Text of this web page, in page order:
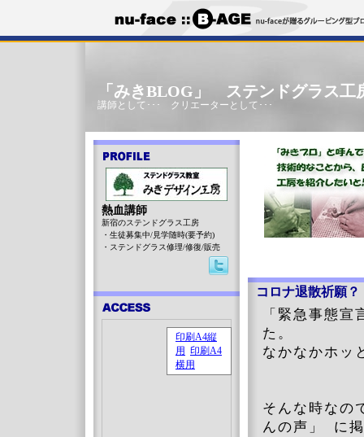
「みきBLOG」 ステンドグラス工
講師として･･･ クリエーターとして･･･
コロナ退散祈願？
「緊急事態
た。
なかなかホッ
そんな時なの
んの声」 に
熱血講師
新宿のステンドグラス工房
・生徒募集中/見学随時(要予約)
・ステンドグラス修理/修復/販売